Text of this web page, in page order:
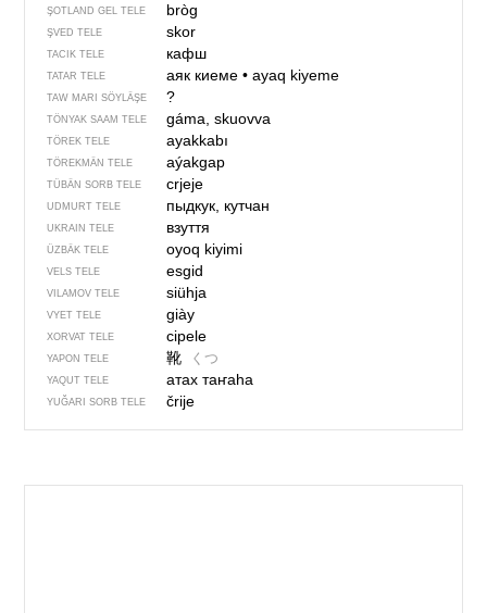
ŞOTLAND GEL TELE bròg
ŞVED TELE skor
TACIK TELE кафш
TATAR TELE аяк киеме• ayaq kiyeme
TAW MARI SÖYLÄŞE ?
TÖNYAK SAAM TELE gáma, skuovva
TÖREK TELE ayakkabı
TÖREKMÄN TELE aýakgap
TÜBÄN SORB TELE crjeje
UDMURT TELE пыдкук, кутчан
UKRAIN TELE взуття
ÜZBÄK TELE oyoq kiyimi
VELS TELE esgid
VILAMOV TELE siühja
VYET TELE giày
XORVAT TELE cipele
YAPON TELE 靴 くつ
YAQUT TELE атах таҥаһа
YUĞARI SORB TELE črije